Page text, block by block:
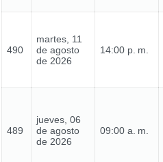
490
martes, 11
de agosto
de 2026
14:00 p. m.
489
jueves, 06
de agosto
de 2026
09:00 a. m.